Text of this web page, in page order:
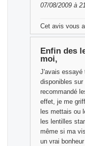
07/08/2009 à
Cet avis vous
Enfin des
moi,
J'avais essayé
disponibles
recommandé
effet, je me
les mettais ou
les lentilles
même si ma
un vrai